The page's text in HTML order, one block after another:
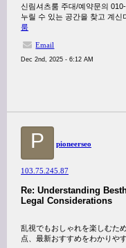
신림셔츠룸 주대/예약문의
누릴 수 있는 공간을 찾고 계신
룸
Email
Dec 2nd, 2025 - 6:12 AM
P pioneerseo
103.75.245.87
Re: Understanding
Legal Considerations
乱視でもおしゃれを楽しむた
点、最新おすすめをわかりや